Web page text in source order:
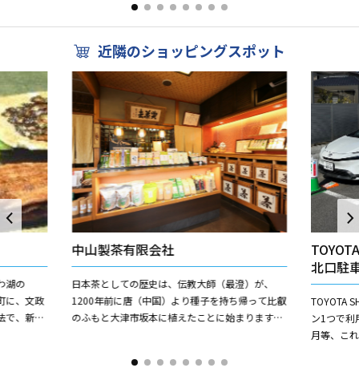
近隣のショッピングスポット
湖の
に、文政
で、新鮮
中山製茶有限会社
日本茶としての歴史は、伝教大師（最澄）が、
1200年前に唐（中国）より種子を持ち帰って比叡
のふもと大津市坂本に植えたことに始まります。
北口駐
TOYOTA
ン1つで
月等、こ